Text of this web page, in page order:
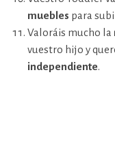
muebles para
Valoráis mucho la
vuestro hijo y
independiente.